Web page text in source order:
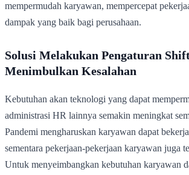
mempermudah karyawan, mempercepat
dampak yang baik bagi perusahaan.
Solusi Melakukan Pengaturan
Menimbulkan Kesalahan
Kebutuhan akan teknologi yang dapat
administrasi HR lainnya semakin meningkat
Pandemi mengharuskan karyawan dapat
sementara pekerjaan-pekerjaan karyawan juga
Untuk menyeimbangkan kebutuhan karyawan